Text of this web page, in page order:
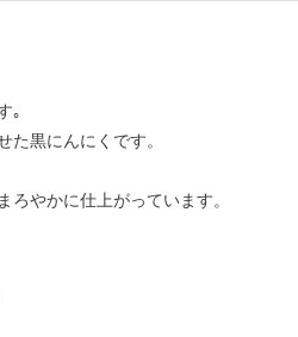
｡
た黒にんにくです。
やかに仕上がっています。